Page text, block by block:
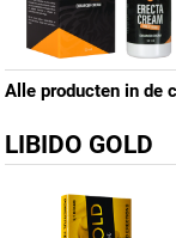
Alle producten in de
LIBIDO GOLD